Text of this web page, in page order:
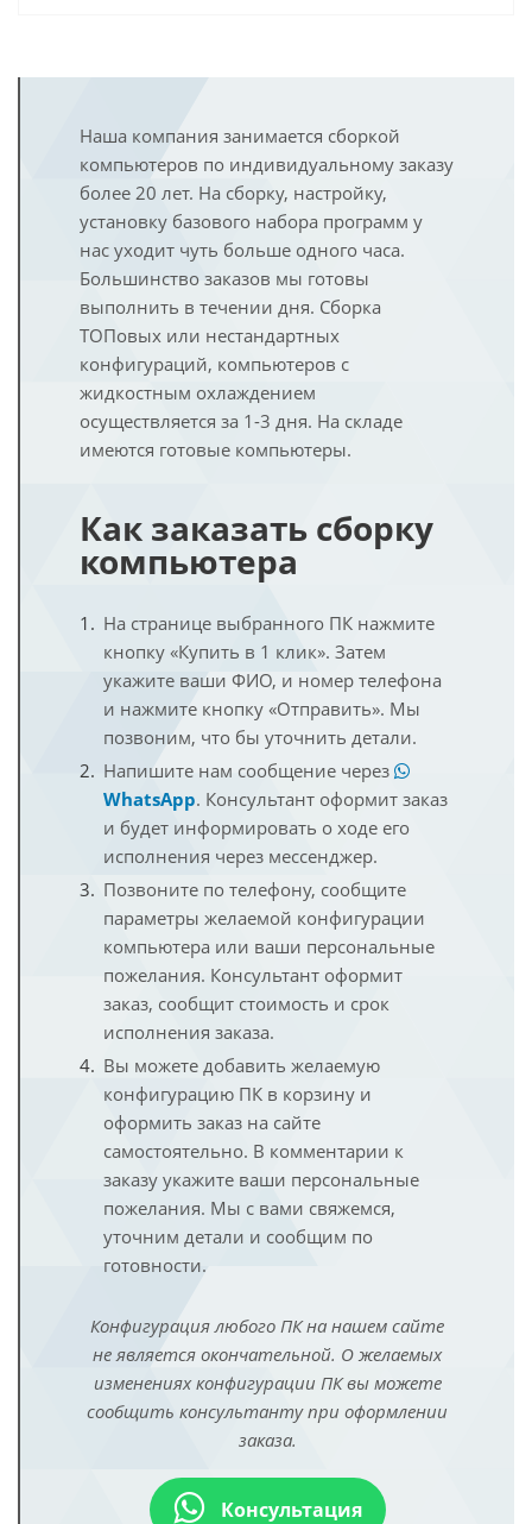
Наша компания занимается сборкой
компьютеров по индивидуальному заказу
более 20 лет. На сборку, настройку,
установку базового набора программ у
нас уходит чуть больше одного часа.
Большинство заказов мы готовы
выполнить в течении дня. Сборка
ТОПовых или нестандартных
конфигураций, компьютеров с
жидкостным охлаждением
осуществляется за 1-3 дня. На складе
имеются готовые компьютеры.
Как заказать сборку
компьютера
На странице выбранного ПК нажмите
кнопку «Купить в 1 клик». Затем
укажите ваши ФИО, и номер телефона
и нажмите кнопку «Отправить». Мы
позвоним, что бы уточнить детали.
Напишите нам сообщение через
WhatsApp. Консультант оформит заказ
и будет информировать о ходе его
исполнения через мессенджер.
Позвоните по телефону, сообщите
параметры желаемой конфигурации
компьютера или ваши персональные
пожелания. Консультант оформит
заказ, сообщит стоимость и срок
исполнения заказа.
Вы можете добавить желаемую
конфигурацию ПК в корзину и
оформить заказ на сайте
самостоятельно. В комментарии к
заказу укажите ваши персональные
пожелания. Мы с вами свяжемся,
уточним детали и сообщим по
готовности.
Конфигурация любого ПК на нашем сайте
не является окончательной. О желаемых
изменениях конфигурации ПК вы можете
сообщить консультанту при оформлении
заказа.
Консультация